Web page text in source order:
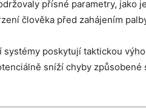
přísné parametry, jako
člověka před zahájením
poskytují taktickou
sníží chyby